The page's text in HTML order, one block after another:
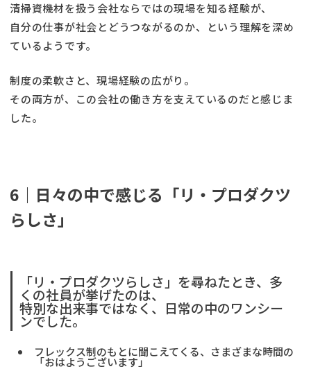
清掃資機材を扱う会社ならではの現場を知る経験が、
自分の仕事が社会とどうつながるのか、という理解を深め
ているようです。
制度の柔軟さと、現場経験の広がり。
その両方が、この会社の働き方を支えているのだと感じま
した。
6｜日々の中で感じる「リ・プロダクツ
らしさ」
「リ・プロダクツらしさ」を尋ねたとき、多
くの社員が挙げたのは、
特別な出来事ではなく、日常の中のワンシー
ンでした。
フレックス制のもとに聞こえてくる、さまざまな時間の
「おはようございます」